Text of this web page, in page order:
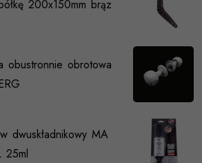
200x150mm brąz
obustronnie obrotowa
dwuskładnikowy MA
25ml